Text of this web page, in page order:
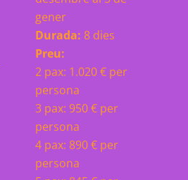
gener
Durada: 8 dies
Preu:
2 pax: 1.020 € per
persona
3 pax: 950 € per
persona
4 pax: 890 € per
persona